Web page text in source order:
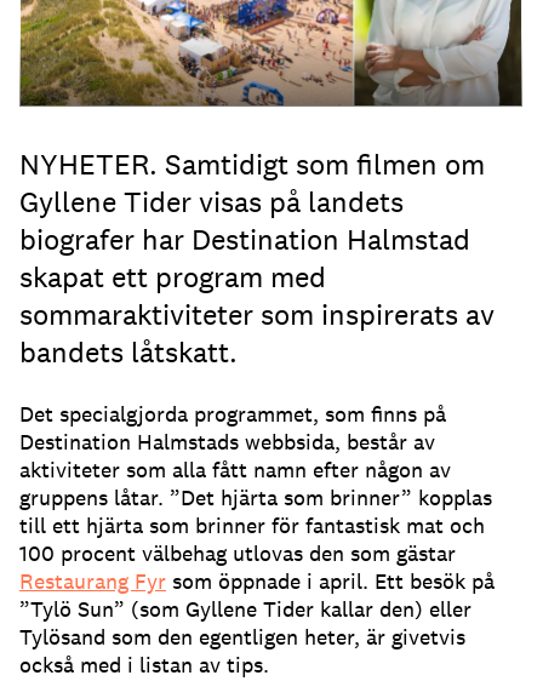
NYHETER. Samtidigt som filmen om
Gyllene Tider visas på landets
biografer har Destination Halmstad
skapat ett program med
sommaraktiviteter som inspirerats av
bandets låtskatt.
Det specialgjorda programmet, som finns på
Destination Halmstads webbsida, består av
aktiviteter som alla fått namn efter någon av
gruppens låtar. ”Det hjärta som brinner” kopplas
till ett hjärta som brinner för fantastisk mat och
100 procent välbehag utlovas den som gästar
Restaurang Fyr som öppnade i april. Ett besök på
”Tylö Sun” (som Gyllene Tider kallar den) eller
Tylösand som den egentligen heter, är givetvis
också med i listan av tips.